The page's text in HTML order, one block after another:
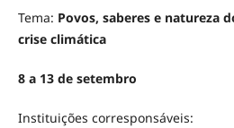
Tema: Povos, saberes e natureza
crise climática
8 a 13 de setembro
Instituições corresponsáveis: